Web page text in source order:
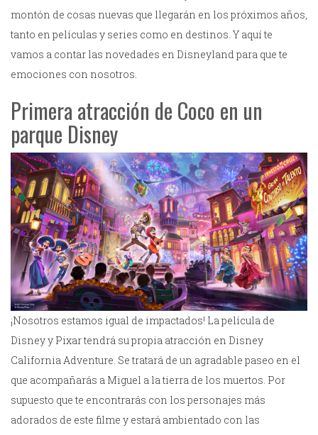
montón de cosas nuevas que llegarán en los próximos años,
tanto en películas y series como en destinos. Y aquí te
vamos a contar las novedades en Disneyland para que te
emociones con nosotros.
Primera atracción de Coco en un
parque Disney
¡Nosotros estamos igual de impactados! La película de
Disney y Pixar tendrá su propia atracción en Disney
California Adventure. Se tratará de un agradable paseo en el
que acompañarás a Miguel a la tierra de los muertos. Por
supuesto que te encontrarás con los personajes más
adorados de este filme y estará ambientado con las